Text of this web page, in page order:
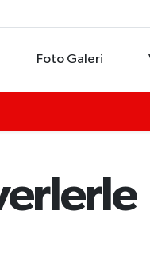
Foto Galeri